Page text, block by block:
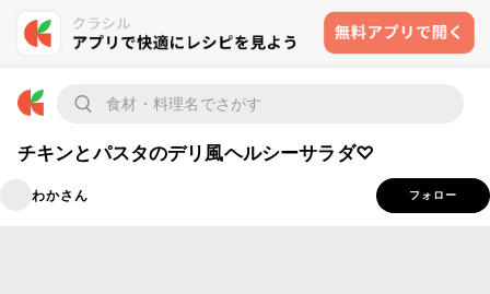
チキンとパスタのデリ風ヘルシーサラダ♡
わかさん フォロー